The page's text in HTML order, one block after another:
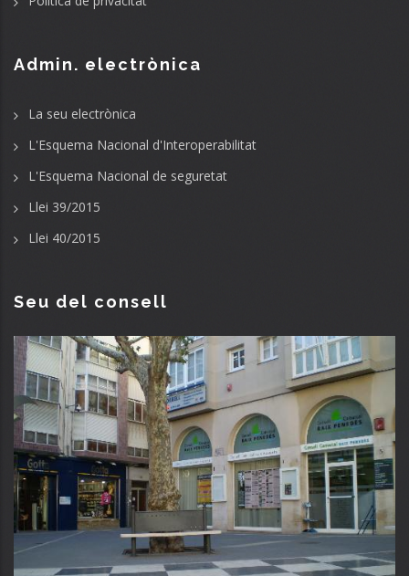
Admin. electrònica
La seu electrònica
L'Esquema Nacional d'Interoperabilitat
L'Esquema Nacional de seguretat
Llei 39/2015
Llei 40/2015
Seu del consell